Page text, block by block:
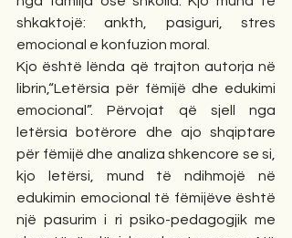
shkaktojë: ankth, pasiguri, stres
emocional e konfuzion moral.
Kjo është lënda që trajton autorja në
librin,“Letërsia për fëmijë dhe edukimi
emocional”. Përvojat që sjell nga
letërsia botërore dhe ajo shqiptare
për fëmijë dhe analiza shkencore se si,
kjo letërsi, mund të ndihmojë në
edukimin emocional të fëmijëve është
një pasurim i ri psiko-pedagogjik me